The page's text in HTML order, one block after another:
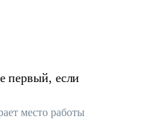
первый, если
место работы